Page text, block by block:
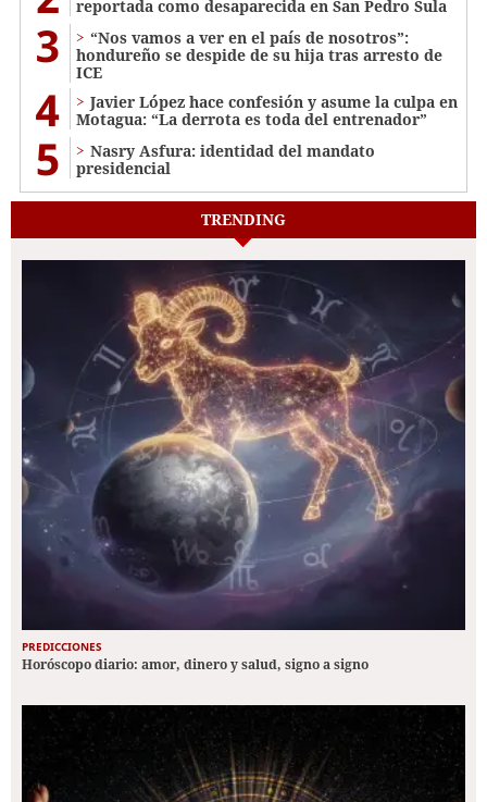
reportada como desaparecida en San Pedro Sula
3
“Nos vamos a ver en el país de nosotros”:
hondureño se despide de su hija tras arresto de
ICE
4
Javier López hace confesión y asume la culpa en
Motagua: “La derrota es toda del entrenador”
5
Nasry Asfura: identidad del mandato
presidencial
TRENDING
PREDICCIONES
Horóscopo diario: amor, dinero y salud, signo a signo